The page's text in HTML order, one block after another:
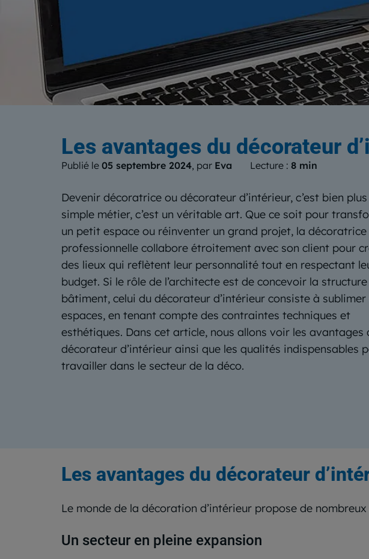
Le blogdu
Les avantages du décorateur
Publié le 05 septembre 2024, par Eva Lecture : 8 min
Devenir décoratrice ou décorateur d’intérieur, c’est bien plus
simple métier, c’est un véritable art. Que ce soit pour
un petit espace ou réinventer un grand projet, la décoratrice
professionnelle collabore étroitement avec son client pour
des lieux qui reflètent leur personnalité tout en respectant
budget. Si le rôle de l’architecte est de concevoir la structure
bâtiment, celui du décorateur d’intérieur consiste à sublimer
espaces, en tenant compte des contraintes techniques et
esthétiques. Dans cet article, nous allons voir les avantages
décorateur d’intérieur ainsi que les qualités indispensables
travailler dans le secteur de la déco.
Les avantages du décorateur
Le monde de la décoration d’intérieur propose de
Un secteur en pleine expansion